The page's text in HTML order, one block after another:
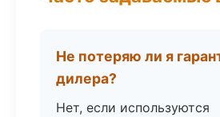
Не потеряю ли я
дилера?
Нет, если используются